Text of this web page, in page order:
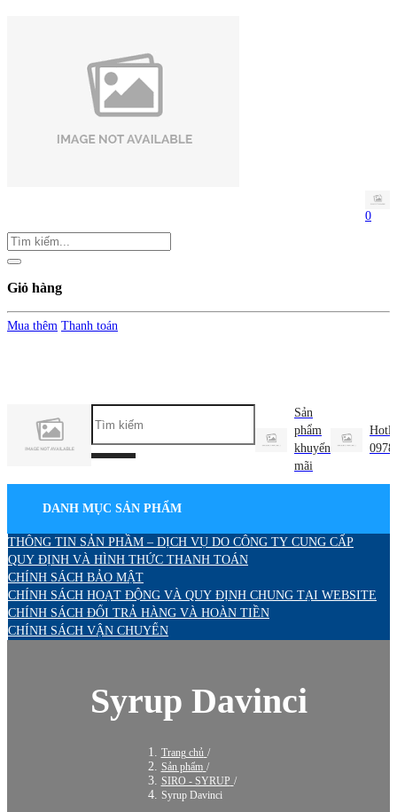
0
Giỏ hàng
Mua thêm Thanh toán
Sản
phẩm
khuyến
mãi
DANH MỤC SẢN PHẨM
THÔNG TIN SẢN PHẦM – DỊCH VỤ DO CÔNG TY CUNG CẤP
QUY ĐỊNH VÀ HÌNH THỨC THANH TOÁN
CHÍNH SÁCH BẢO MẬT
CHÍNH SÁCH HOẠT ĐỘNG VÀ QUY ĐỊNH CHUNG TẠI WEBSITE
CHÍNH SÁCH ĐỔI TRẢ HÀNG VÀ HOÀN TIỀN
CHÍNH SÁCH VẬN CHUYỂN
Syrup Davinci
Trang chủ /
Sản phẩm /
SIRO - SYRUP /
Syrup Davinci